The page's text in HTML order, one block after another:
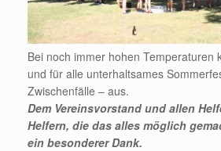
Bei noch immer hohen Temperaturen
und für alle unterhaltsames
Zwischenfälle – aus.
Dem Vereinsvorstand und allen
Helfern, die das alles möglich
ein besonderer Dank.